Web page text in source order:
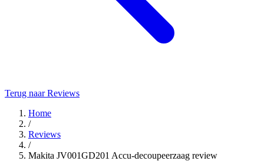
Terug naar Reviews
Home
/
Reviews
/
Makita JV001GD201 Accu-decoupeerzaag review